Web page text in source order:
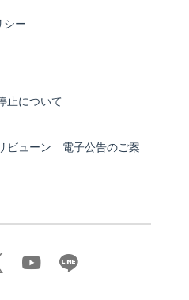
シー
止について
ビューン 電子公告のご案